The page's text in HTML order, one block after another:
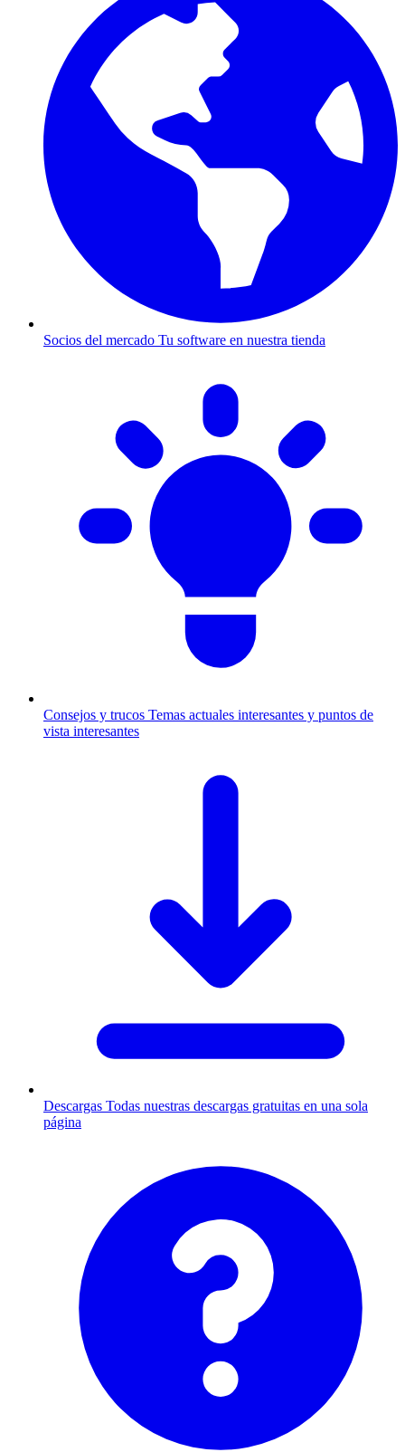
Socios del mercado Tu software en nuestra tienda
Consejos y trucos Temas actuales interesantes y puntos de
vista interesantes
Descargas Todas nuestras descargas gratuitas en una sola
página